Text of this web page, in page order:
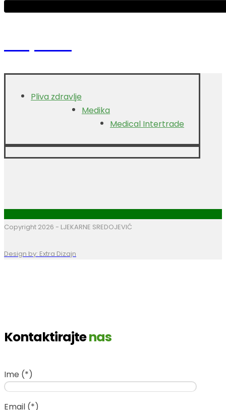
Pliva zdravlje
Medika
Medical Intertrade
Copyright 2026 - LJEKARNE SREDOJEVIĆ
Design by: Extra Dizajn
Kontaktirajtenas
Ime (*)
Email (*)